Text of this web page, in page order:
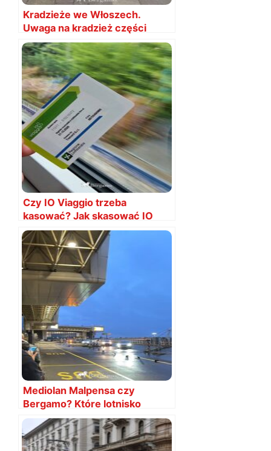
Kradzieże we Włoszech.
Uwaga na kradzież części
samochodowych
Czy IO Viaggio trzeba
kasować? Jak skasować IO
Viaggio?
Mediolan Malpensa czy
Bergamo? Które lotnisko
wybrać